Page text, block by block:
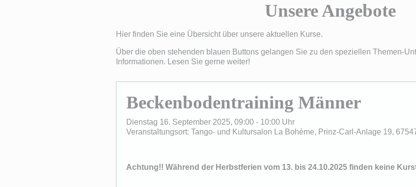
Unsere Angebote
Hier finden Sie eine Übersicht über unsere aktuellen Kurse.
Über die oben stehenden blauen Buttons gelangen Sie zu den speziellen Themen-
Informationen. Lesen Sie gerne weiter!
Beckenbodentraining Männer
Dienstag 16. September 2025, 09:00 - 10:00 Uhr
Veranstaltungsort: Tango- und Kultursalon La Bohème, Prinz-Carl-Anlage 19,
Achtung!! Während der Herbstferien vom 13. bis 24.10.2025 finden keine